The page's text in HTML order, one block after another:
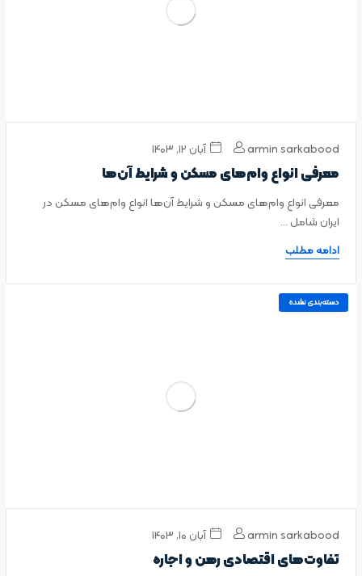
armin sarkabood آبان ۱۲, ۱۴۰۳
معرفی انواع وام‌های مسکن و شرایط آن‌ها
معرفی انواع وام‌های مسکن و شرایط آن‌ها انواع وام‌های مسکن در
ایران شامل ...
ادامه مطلب
دسته‌بندی نشده
armin sarkabood آبان ۱۰, ۱۴۰۳
تفاوت‌های اقتصادی رهن و اجاره